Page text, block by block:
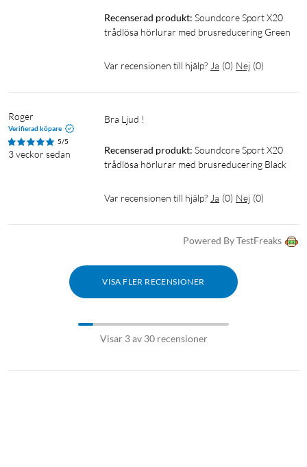
Recenserad produkt: Soundcore Sport X20
trådlösa hörlurar med brusreducering Green
Var recensionen till hjälp? Ja (0) Nej (0)
Roger
Verifierad köpare
5/5
3 veckor sedan
Bra Ljud !
Recenserad produkt: Soundcore Sport X20
trådlösa hörlurar med brusreducering Black
Var recensionen till hjälp? Ja (0) Nej (0)
Powered By TestFreaks
VISA FLER RECENSIONER
Visar 3 av 30 recensioner